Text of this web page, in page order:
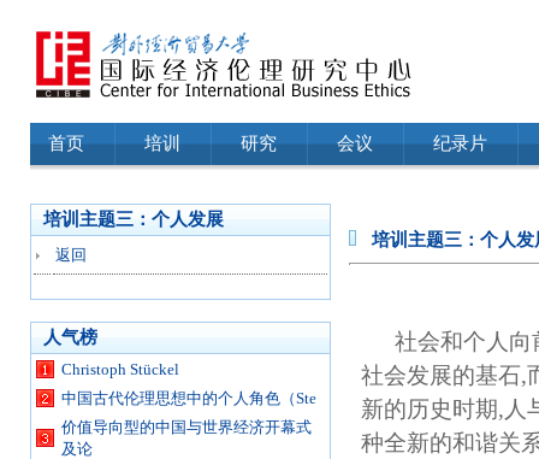
首页 培训 研究 会议 纪录片
培训主题三：个人发展
返回
人气榜
Christoph Stückel
中国古代伦理思想中的个人角色（Ste
价值导向型的中国与世界经济开幕式
及论
培训主题三：个人发
社会和个人
社会发展的基石,
新的历史时期, 人
种全新的和谐关